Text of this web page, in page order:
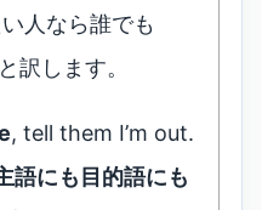
人なら誰でも
訳します。
, tell them I’m out.
語にも目的語にも